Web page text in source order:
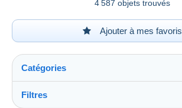
4 587 objets trouvés
Ajouter à mes favoris
Catégories
Filtres